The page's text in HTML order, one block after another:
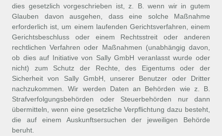
dies gesetzlich vorgeschrieben ist, z. B. wenn wir in gutem
Glauben davon ausgehen, dass eine solche Maßnahme
erforderlich ist, um einem laufenden Gerichtsverfahren, einem
Gerichtsbeschluss oder einem Rechtsstreit oder anderen
rechtlichen Verfahren oder Maßnahmen (unabhängig davon,
ob dies auf Initiative von Sally GmbH veranlasst wurde oder
nicht) zum Schutz der Rechte, des Eigentums oder der
Sicherheit von Sally GmbH, unserer Benutzer oder Dritter
nachzukommen. Wir werden Daten an Behörden wie z. B.
Strafverfolgungsbehörden oder Steuerbehörden nur dann
übermitteln, wenn eine gesetzliche Verpflichtung dazu besteht,
die auf einem Auskunftsersuchen der jeweiligen Behörde
beruht.